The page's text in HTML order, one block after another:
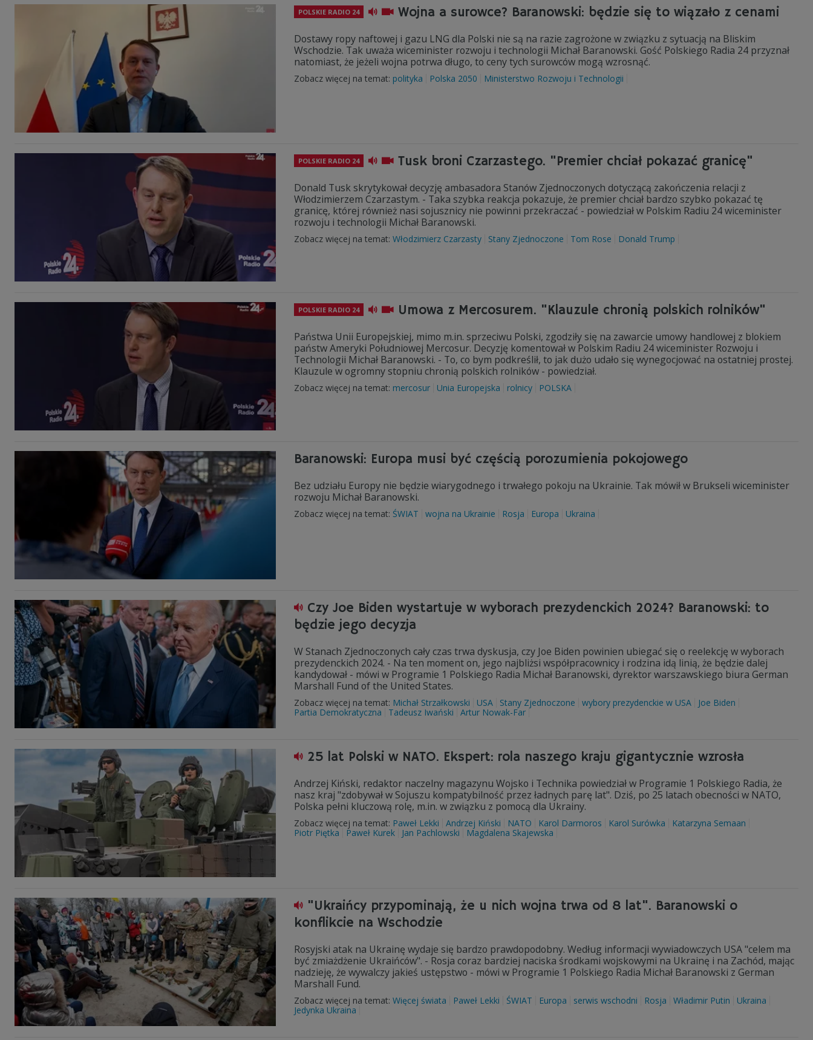
POLSKIE RADIO 24 Wojna a surowce? Baranowski: będzie się to wiązało z cenami
Dostawy ropy naftowej i gazu LNG dla Polski nie są na razie zagrożone w związku z sytuacją na Bliskim
Wschodzie. Tak uważa wiceminister rozwoju i technologii Michał Baranowski. Gość Polskiego Radia 24 przyznał
natomiast, że jeżeli wojna potrwa długo, to ceny tych surowców mogą wzrosnąć.
Zobacz więcej na temat: polityka Polska 2050 Ministerstwo Rozwoju i Technologii
POLSKIE RADIO 24 Tusk broni Czarzastego. "Premier chciał pokazać granicę"
Donald Tusk skrytykował decyzję ambasadora Stanów Zjednoczonych dotyczącą zakończenia relacji z
Włodzimierzem Czarzastym. - Taka szybka reakcja pokazuje, że premier chciał bardzo szybko pokazać tę
granicę, której również nasi sojusznicy nie powinni przekraczać - powiedział w Polskim Radiu 24 wiceminister
rozwoju i technologii Michał Baranowski.
Zobacz więcej na temat: Włodzimierz Czarzasty Stany Zjednoczone Tom Rose Donald Trump
POLSKIE RADIO 24 Umowa z Mercosurem. "Klauzule chronią polskich rolników"
Państwa Unii Europejskiej, mimo m.in. sprzeciwu Polski, zgodziły się na zawarcie umowy handlowej z blokiem
państw Ameryki Południowej Mercosur. Decyzję komentował w Polskim Radiu 24 wiceminister Rozwoju i
Technologii Michał Baranowski. - To, co bym podkreślił, to jak dużo udało się wynegocjować na ostatniej prostej.
Klauzule w ogromny stopniu chronią polskich rolników - powiedział.
Zobacz więcej na temat: mercosur Unia Europejska rolnicy POLSKA
Baranowski: Europa musi być częścią porozumienia pokojowego
Bez udziału Europy nie będzie wiarygodnego i trwałego pokoju na Ukrainie. Tak mówił w Brukseli wiceminister
rozwoju Michał Baranowski.
Zobacz więcej na temat: ŚWIAT wojna na Ukrainie Rosja Europa Ukraina
Czy Joe Biden wystartuje w wyborach prezydenckich 2024? Baranowski: to
będzie jego decyzja
W Stanach Zjednoczonych cały czas trwa dyskusja, czy Joe Biden powinien ubiegać się o reelekcję w wyborach
prezydenckich 2024. - Na ten moment on, jego najbliżsi współpracownicy i rodzina idą linią, że będzie dalej
kandydował - mówi w Programie 1 Polskiego Radia Michał Baranowski, dyrektor warszawskiego biura German
Marshall Fund of the United States.
Zobacz więcej na temat: Michał Strzałkowski USA Stany Zjednoczone wybory prezydenckie w USA
Joe Biden
Partia Demokratyczna
Tadeusz Iwański Artur Nowak-Far
25 lat Polski w NATO. Ekspert: rola naszego kraju gigantycznie wzrosła
Andrzej Kiński, redaktor naczelny magazynu Wojsko i Technika powiedział w Programie 1 Polskiego Radia, że
nasz kraj "zdobywał w Sojuszu kompatybilność przez ładnych parę lat". Dziś, po 25 latach obecności w NATO,
Polska pełni kluczową rolę, m.in. w związku z pomocą dla Ukrainy.
Zobacz więcej na temat: Paweł Lekki Andrzej Kiński NATO Karol Darmoros Karol Surówka
Katarzyna Semaan
Piotr Piętka
Paweł Kurek Jan Pachlowski Magdalena Skajewska
"Ukraińcy przypominają, że u nich wojna trwa od 8 lat". Baranowski o
konflikcie na Wschodzie
Rosyjski atak na Ukrainę wydaje się bardzo prawdopodobny. Według informacji wywiadowczych USA "celem ma
być zmiażdżenie Ukraińców". - Rosja coraz bardziej naciska środkami wojskowymi na Ukrainę i na Zachód, mając
nadzieję, że wywalczy jakieś ustępstwo - mówi w Programie 1 Polskiego Radia Michał Baranowski z German
Marshall Fund.
Zobacz więcej na temat: Więcej świata Paweł Lekki ŚWIAT Europa serwis wschodni Rosja Władimir Putin
Ukraina
Jedynka Ukraina